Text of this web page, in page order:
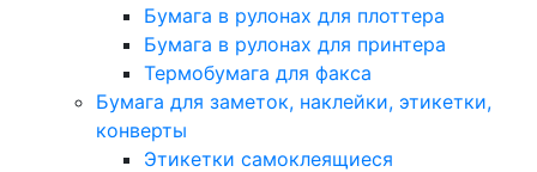
Бумага в рулонах для плоттера
Бумага в рулонах для принтера
Термобумага для факса
Бумага для заметок, наклейки, этикетки,
конверты
Этикетки самоклеящиеся